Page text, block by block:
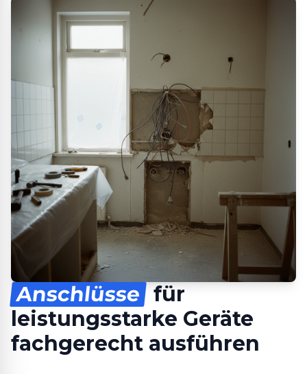
Anschlüsse für
leistungsstarke Geräte
fachgerecht ausführen